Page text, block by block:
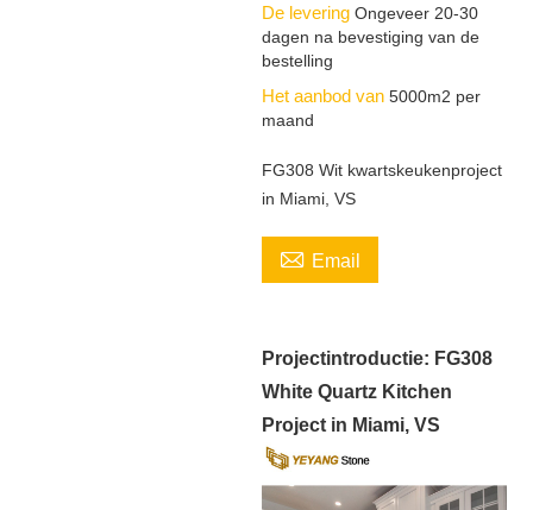
De levering Ongeveer 20-30
dagen na bevestiging van de
bestelling
Het aanbod van 5000m2 per
maand
FG308 Wit kwartskeukenproject
in Miami, VS
 Email
Projectintroductie: FG308
White Quartz Kitchen
Project in Miami, VS